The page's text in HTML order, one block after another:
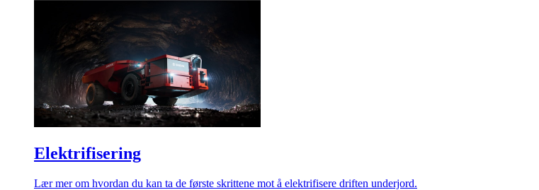
Elektrifisering
Lær mer om hvordan du kan ta de første skrittene mot å elektrifisere driften underjord.